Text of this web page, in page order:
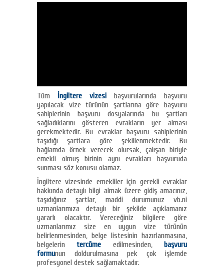
Tüm İngiltere vizesi başvurularında başvuru
yapılacak vize türünün şartlarına göre başvuru
sahiplerinin başvuru dosyalarında bu şartları
sağladıklarını gösteren evrakların yer alması
gerekmektedir. Bu evraklar başvuru sahiplerinin
taşıdığı şartlara göre şekillenmektedir. Bu
bağlamda örnek verecek olursak, çalışan biriyle
emekli olmuş birinin aynı evrakları başvuruda
sunması söz konusu olamaz.
İngiltere vizesinde emekliler için gerekli evraklar
hakkında detaylı bilgi almak üzere gidiş amacınız,
taşıdığınız şartlar, maddi durumunuz vb.ni
uzmanlarımıza detaylı bir şekilde açıklamanız
yararlı olacaktır. Vereceğiniz bilgilere göre
uzmanlarımız size en uygun vize türünün
belirlenmesinden, belge listesinin hazırlanmasına,
belgelerintercüme edilmesinden,başvuru
formunun doldurulmasına pek çok işlemde
profesyonel destek sağlamaktadır.